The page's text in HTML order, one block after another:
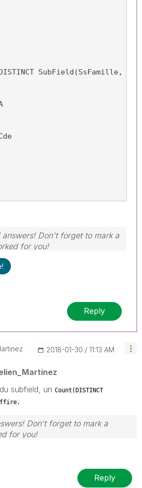
SubField(SsFamille,
answers! Don't forget to mark a
for you!
Reply
Ez ‎2018-01-30 11:13 AM
subfield, un Count(DISTINCT
Don't forget to mark a
for you!
Reply